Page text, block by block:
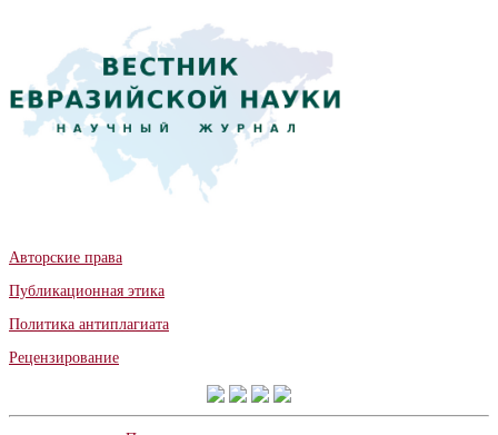
Авторские права
Публикационная этика
Политика антиплагиата
Рецензирование